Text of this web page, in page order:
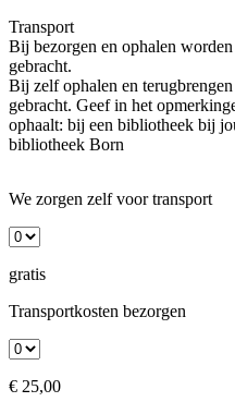
Transport
Bij bezorgen en ophalen
gebracht.
Bij zelf ophalen en
gebracht. Geef in het
ophaalt: bij een bibliotheek bij
bibliotheek Born
We zorgen zelf voor transport
gratis
Transportkosten bezorgen
€ 25,00